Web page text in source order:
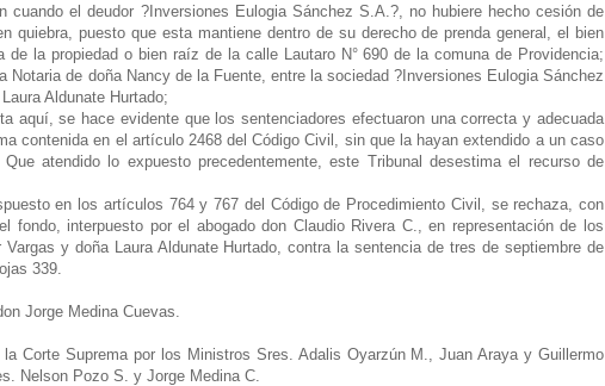
cuando el deudor ?Inversiones Eulogia Sánchez S.A.?, no hubiere hecho cesión de
quiebra, puesto que esta mantiene dentro de su derecho de prenda general, el bien
de la propiedad o bien raíz de la calle Lautaro N° 690 de la comuna de Providencia;
Notaria de doña Nancy de la Fuente, entre la sociedad ?Inversiones Eulogia Sánchez
Aldunate Hurtado;
aquí, se hace evidente que los sentenciadores efectuaron una correcta y adecuada
contenida en el artículo 2468 del Código Civil, sin que la hayan extendido a un caso
Que atendido lo expuesto precedentemente, este Tribunal desestima el recurso de
en los artículos 764 y 767 del Código de Procedimiento Civil, se rechaza, con
fondo, interpuesto por el abogado don Claudio Rivera C., en representación de los
y doña Laura Aldunate Hurtado, contra la sentencia de tres de septiembre de
339.
Jorge Medina Cuevas.
Corte Suprema por los Ministros Sres. Adalis Oyarzún M., Juan Araya y Guillermo
Nelson Pozo S. y Jorge Medina C.